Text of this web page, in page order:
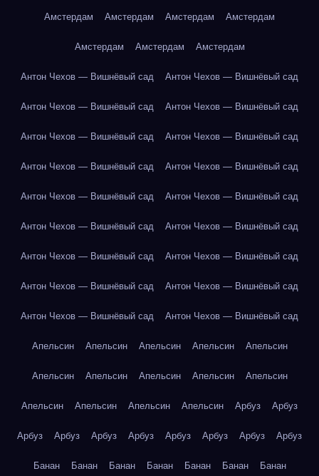
Амстердам Амстердам Амстердам Амстердам
Амстердам Амстердам Амстердам
Антон Чехов — Вишнёвый сад Антон Чехов — Вишнёвый сад
Антон Чехов — Вишнёвый сад Антон Чехов — Вишнёвый сад
Антон Чехов — Вишнёвый сад Антон Чехов — Вишнёвый сад
Антон Чехов — Вишнёвый сад Антон Чехов — Вишнёвый сад
Антон Чехов — Вишнёвый сад Антон Чехов — Вишнёвый сад
Антон Чехов — Вишнёвый сад Антон Чехов — Вишнёвый сад
Антон Чехов — Вишнёвый сад Антон Чехов — Вишнёвый сад
Антон Чехов — Вишнёвый сад Антон Чехов — Вишнёвый сад
Антон Чехов — Вишнёвый сад Антон Чехов — Вишнёвый сад
Апельсин Апельсин Апельсин Апельсин Апельсин
Апельсин Апельсин Апельсин Апельсин Апельсин
Апельсин Апельсин Апельсин Апельсин Арбуз Арбуз
Арбуз Арбуз Арбуз Арбуз Арбуз Арбуз Арбуз Арбуз
Банан Банан Банан Банан Банан Банан Банан